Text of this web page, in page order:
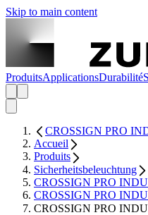
Skip to main content
ProduitsApplicationsDurabilité
CROSSIGN PRO
Accueil
Produits
Sicherheitsbeleuchtung
CROSSIGN PRO
CROSSIGN PRO
CROSSIGN PRO